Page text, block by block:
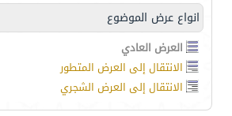
انواع عرض الموضوع
العرض العادي
الانتقال إلى العرض المتطور
الانتقال إلى العرض الشجري